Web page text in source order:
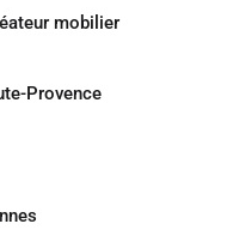
mobilier
Provence